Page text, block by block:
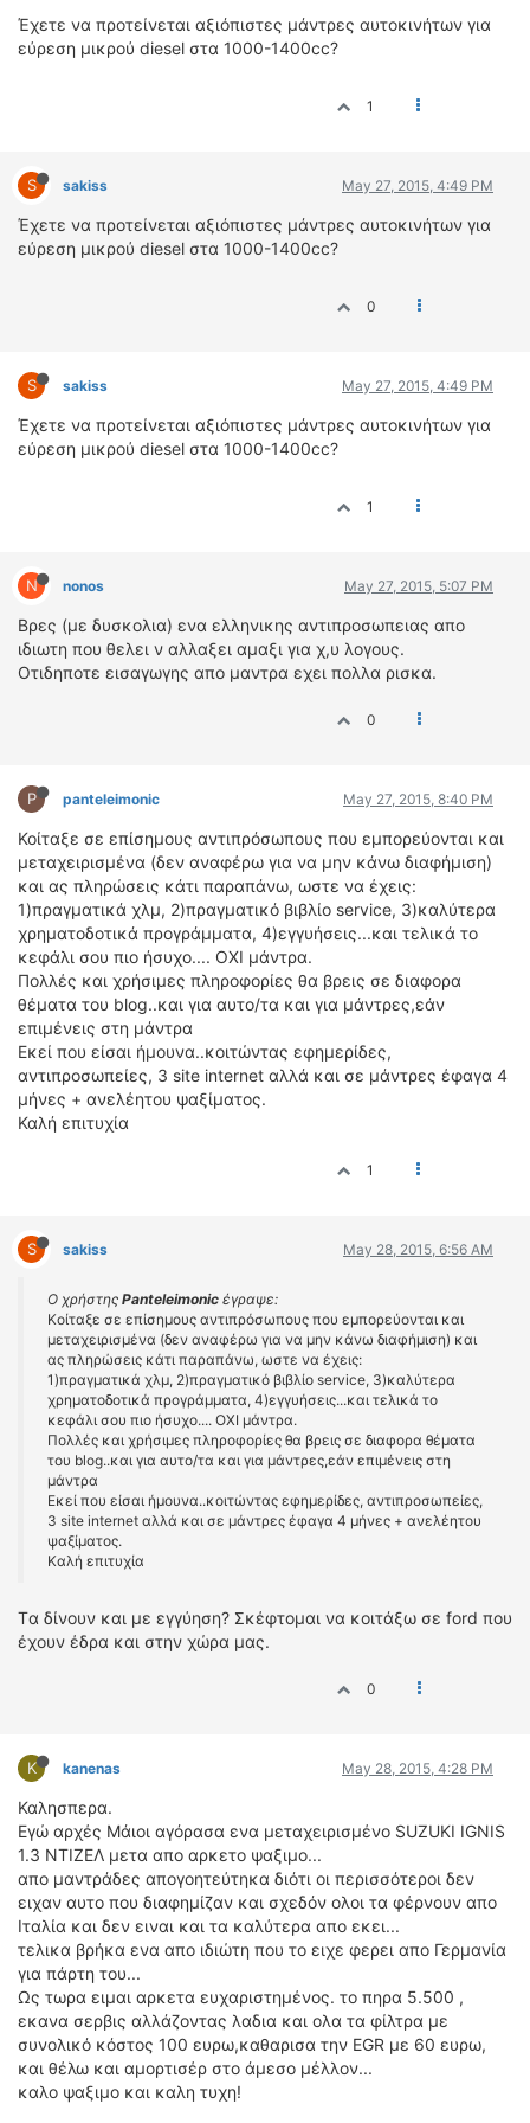
Έχετε να προτείνεται αξιόπιστες μάντρες αυτοκινήτων για
εύρεση μικρού diesel στα 1000-1400cc?
1
S sakiss May 27, 2015, 4:49 PM
Έχετε να προτείνεται αξιόπιστες μάντρες αυτοκινήτων για
εύρεση μικρού diesel στα 1000-1400cc?
0
S sakiss May 27, 2015, 4:49 PM
Έχετε να προτείνεται αξιόπιστες μάντρες αυτοκινήτων για
εύρεση μικρού diesel στα 1000-1400cc?
1
N nonos May 27, 2015, 5:07 PM
Βρες (με δυσκολια) ενα ελληνικης αντιπροσωπειας απο
ιδιωτη που θελει ν αλλαξει αμαξι για χ,υ λογους.
Οτιδηποτε εισαγωγης απο μαντρα εχει πολλα ρισκα.
0
P panteleimonic May 27, 2015, 8:40 PM
Κοίταξε σε επίσημους αντιπρόσωπους που εμπορεύονται και
μεταχειρισμένα (δεν αναφέρω για να μην κάνω διαφήμιση)
και ας πληρώσεις κάτι παραπάνω, ωστε να έχεις:
1)πραγματικά χλμ, 2)πραγματικό βιβλίο service, 3)καλύτερα
χρηματοδοτικά προγράμματα, 4)εγγυήσεις...και τελικά το
κεφάλι σου πιο ήσυχο.... ΟΧΙ μάντρα.
Πολλές και χρήσιμες πληροφορίες θα βρεις σε διαφορα
θέματα του blog..και για αυτο/τα και για μάντρες,εάν
επιμένεις στη μάντρα
Εκεί που είσαι ήμουνα..κοιτώντας εφημερίδες,
αντιπροσωπείες, 3 site internet αλλά και σε μάντρες έφαγα 4
μήνες + ανελέητου ψαξίματος.
Καλή επιτυχία
1
S sakiss May 28, 2015, 6:56 AM
Ο χρήστης Panteleimonic έγραψε:
Κοίταξε σε επίσημους αντιπρόσωπους που εμπορεύονται και
μεταχειρισμένα (δεν αναφέρω για να μην κάνω διαφήμιση) και
ας πληρώσεις κάτι παραπάνω, ωστε να έχεις:
1)πραγματικά χλμ, 2)πραγματικό βιβλίο service, 3)καλύτερα
χρηματοδοτικά προγράμματα, 4)εγγυήσεις...και τελικά το
κεφάλι σου πιο ήσυχο.... ΟΧΙ μάντρα.
Πολλές και χρήσιμες πληροφορίες θα βρεις σε διαφορα θέματα
του blog..και για αυτο/τα και για μάντρες,εάν επιμένεις στη
μάντρα
Εκεί που είσαι ήμουνα..κοιτώντας εφημερίδες, αντιπροσωπείες,
3 site internet αλλά και σε μάντρες έφαγα 4 μήνες + ανελέητου
ψαξίματος.
Καλή επιτυχία
Tα δίνουν και με εγγύηση? Σκέφτομαι να κοιτάξω σε ford που
έχουν έδρα και στην χώρα μας.
0
K kanenas May 28, 2015, 4:28 PM
Καλησπερα.
Εγώ αρχές Μάιοι αγόρασα ενα μεταχειρισμένο SUZUKI IGNIS
1.3 ΝΤΙΖΕΛ μετα απο αρκετο ψαξιμο...
απο μαντράδες απογοητεύτηκα διότι οι περισσότεροι δεν
ειχαν αυτο που διαφημίζαν και σχεδόν ολοι τα φέρνουν απο
Ιταλία και δεν ειναι και τα καλύτερα απο εκει...
τελικα βρήκα ενα απο ιδιώτη που το ειχε φερει απο Γερμανία
για πάρτη του...
Ως τωρα ειμαι αρκετα ευχαριστημένος. το πηρα 5.500 ,
εκανα σερβις αλλάζοντας λαδια και ολα τα φίλτρα με
συνολικό κόστος 100 ευρω,καθαρισα την EGR με 60 ευρω,
και θέλω και αμορτισέρ στο άμεσο μέλλον...
καλο ψαξιμο και καλη τυχη!
VIDEO
CANDID CAMERA
ΤΕΧΝΟΛΟΓΙΑ
ΔΟΚΙΜΕΣ – ΠΑΡΟΥΣΙΑΣΕΙΣ
ΑΓΩΝΕΣ
ΕΛΛΗΝΙΚΟΙ ΑΓΩΝΕΣ
ΤΙΜΕΣ
ΠΡΟΣΩΠΙΚΟΤΗΤΕΣ
ΑΓΩΝΙΣΤΙΚΑ ΑΥΤΟΚΙΝΗΤΑ
ΑΓΩΝΕΣ/ΔΙΟΡΓΑΝΩΣΕΙΣ
ΑΓΟΡΑ
ΠΩΛΗΣΕΙΣ
ΠΡΟΣΦΟΡΕΣ
ΜΕΤΑΧΕΙΡΙΣΜΕΝΑ
2ΤΡΟΧΟΙ
ΟΔΗΓΟΥΜΕ
ΕΠΙΚΑΙΡΟΤΗΤΑ
ΑΓΩΝΕΣ